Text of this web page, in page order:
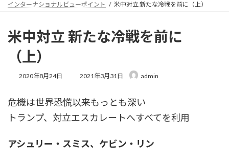
インターナショナルビューポイント
米中対立 新たな冷戦を前に（上）
米中対立 新たな冷戦を前に
（上）
2020年8月24日
最
新
時
2021年3月31日 admin
危機は世界恐慌以来もっとも深い
トランプ、対立エスカレートへすべてを利用
アシュリー・スミス、ケビン・リン